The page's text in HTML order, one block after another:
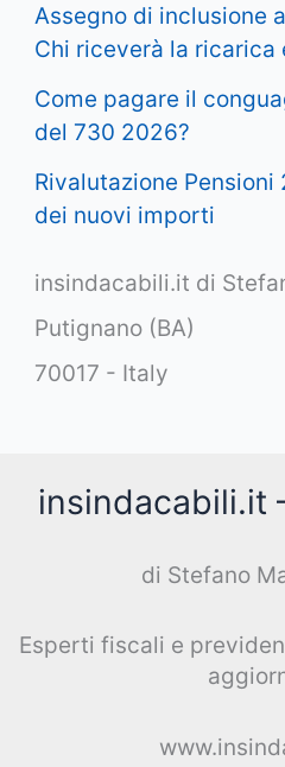
Assegno di inclusione
Chi riceverà la ricarica
Come pagare il
del 730 2026?
Rivalutazione
dei nuovi importi
insindacabili.it di
Putignano (BA)
70017 - Italy
insindacabili.it
di Stefano
Esperti fiscali e